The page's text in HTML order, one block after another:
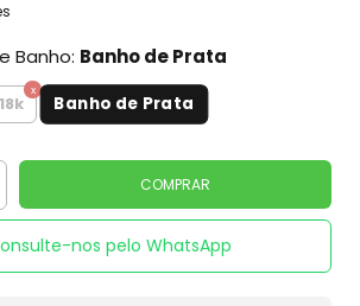
Banho: Banho de Prata
Banho de Prata
nos pelo WhatsApp